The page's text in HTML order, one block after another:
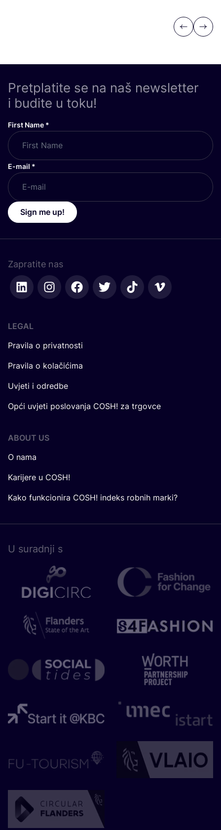
Previous
Next
Pretplatite se na naš newsletter
i budite u toku!
First Name *
E-mail *
Sign me up!
Zapratite nas
LEGAL
Pravila o privatnosti
Pravila o kolačićima
Uvjeti i odredbe
Opći uvjeti poslovanja COSH! za trgovce
ABOUT US
O nama
Karijere u COSH!
Kako funkcionira COSH! indeks robnih marki?
U surad­nji s